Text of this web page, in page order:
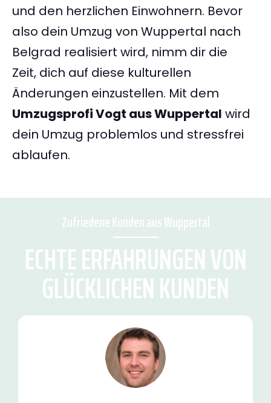
und den herzlichen Einwohnern. Bevor
also dein Umzug von Wuppertal nach
Belgrad realisiert wird, nimm dir die
Zeit, dich auf diese kulturellen
Änderungen einzustellen. Mit dem
Umzugsprofi Vogt aus Wuppertal wird
dein Umzug problemlos und stressfrei
ablaufen.
Zufriedene Kunden aus Wuppertal
ECHTE ERFAHRUNGEN VON
GLÜCKLICHEN KUNDEN